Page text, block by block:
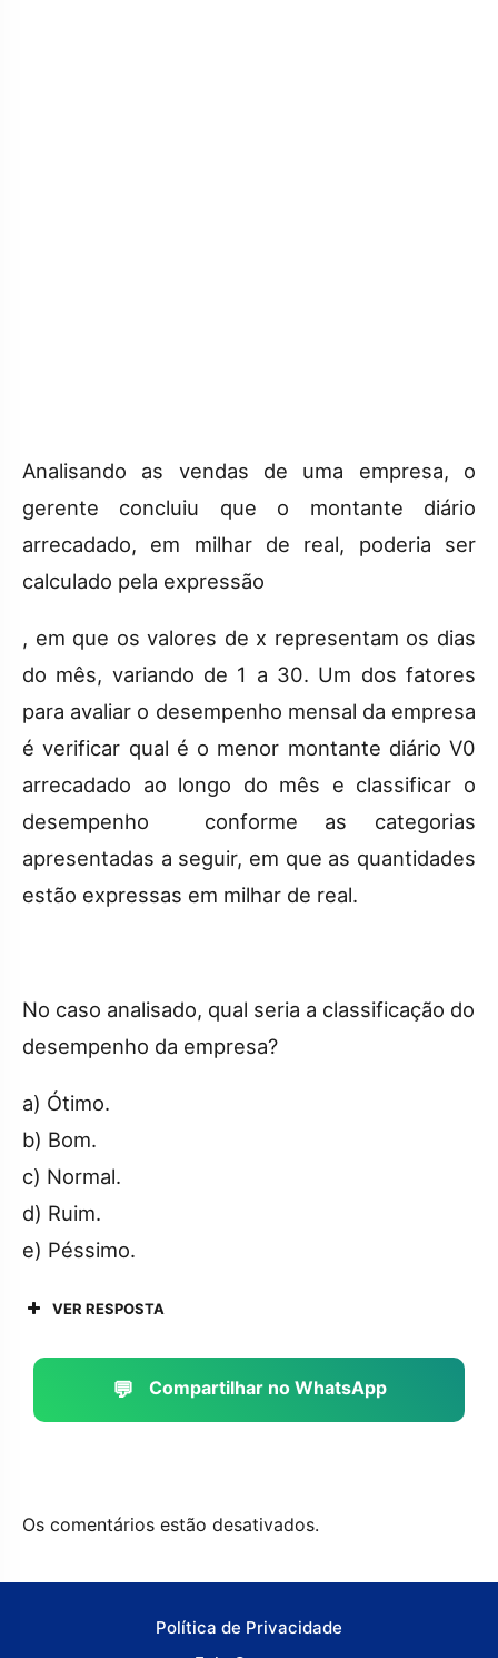
Analisando as vendas de uma empresa, o
gerente concluiu que o montante diário
arrecadado, em milhar de real, poderia ser
calculado pela expressão
, em que os valores de x representam os dias
do mês, variando de 1 a 30. Um dos fatores
para avaliar o desempenho mensal da empresa
é verificar qual é o menor montante diário V0
arrecadado ao longo do mês e classificar o
desempenho conforme as categorias
apresentadas a seguir, em que as quantidades
estão expressas em milhar de real.
No caso analisado, qual seria a classificação do
desempenho da empresa?
a) Ótimo.
b) Bom.
c) Normal.
d) Ruim.
e) Péssimo.
VER RESPOSTA
💬 Compartilhar no WhatsApp
Os comentários estão desativados.
Política de Privacidade